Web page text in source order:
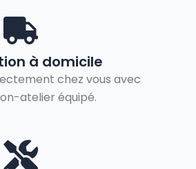
à domicile
chez vous avec
atelier équipé.